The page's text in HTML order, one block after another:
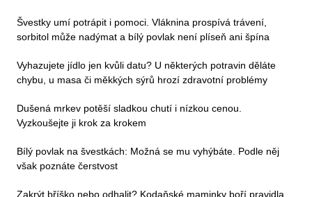
Švestky umí potrápit i pomoci. Vláknina prospívá trávení,
sorbitol může nadýmat a bílý povlak není plíseň ani špína
Vyhazujete jídlo jen kvůli datu? U některých potravin děláte
chybu, u masa či měkkých sýrů hrozí zdravotní problémy
Dušená mrkev potěší sladkou chutí i nízkou cenou.
Vyzkoušejte ji krok za krokem
Bílý povlak na švestkách: Možná se mu vyhýbáte. Podle něj
však poznáte čerstvost
Zakrýt bříško nebo odhalit? Kodaňské maminky boří pravidla